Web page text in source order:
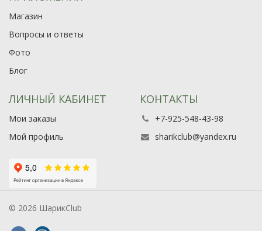
Магазин
Вопросы и ответы
Фото
Блог
ЛИЧНЫЙ КАБИНЕТ
Мои заказы
Мой профиль
КОНТАКТЫ
+7-925-548-43-98
sharikclub@yandex.ru
© 2026 ШарикClub